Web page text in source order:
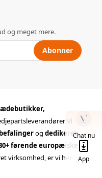
Chat nu
App
og meget mere.
Abonner
vi
og dedikeret
førende europæiske
virksomhed, er vi her